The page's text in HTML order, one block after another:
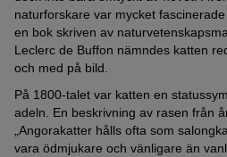
naturforskare var mycket
en bok skriven av
Leclerc de Buffon nämndes katten
och med på bild.
På 1800-talet var katten en
adeln. En beskrivning av rasen från
„Angorakatter hålls ofta som
vara ödmjukare och vänligare än